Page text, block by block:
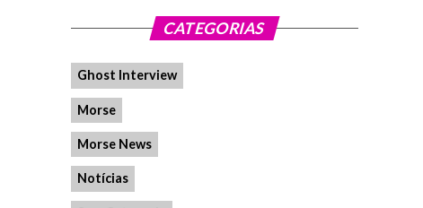
CATEGORIAS
Ghost Interview
Morse
Morse News
Notícias